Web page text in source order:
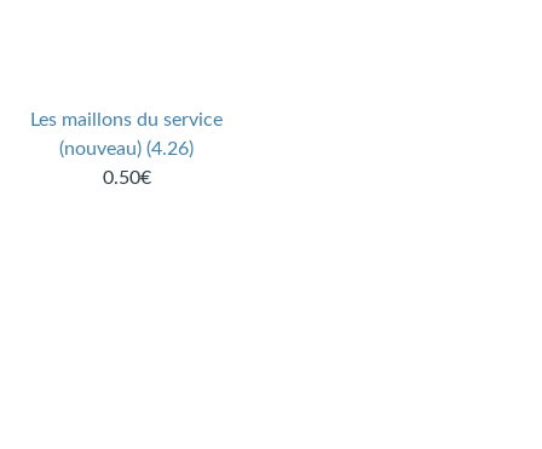
Les maillons du service
(nouveau) (4.26)
0.50€